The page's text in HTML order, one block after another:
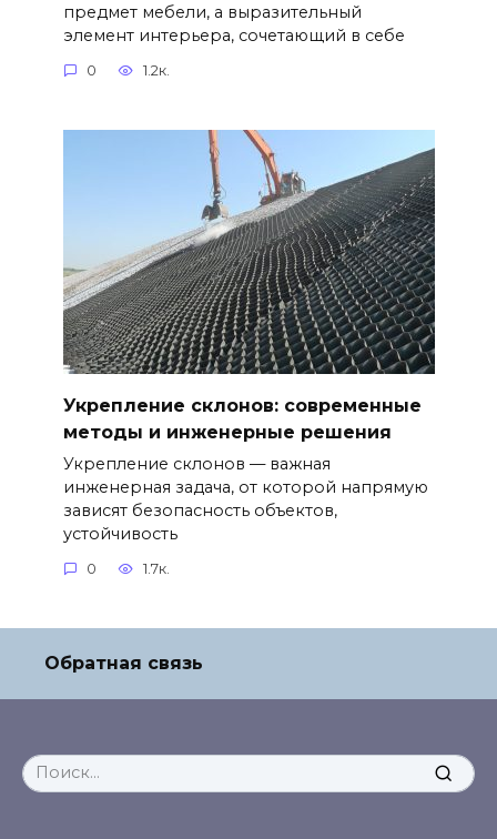
предмет мебели, а выразительный
элемент интерьера, сочетающий в себе
0 1.2к.
Укрепление склонов: современные
методы и инженерные решения
Укрепление склонов — важная
инженерная задача, от которой напрямую
зависят безопасность объектов,
устойчивость
0 1.7к.
Обратная связь
Search
for: